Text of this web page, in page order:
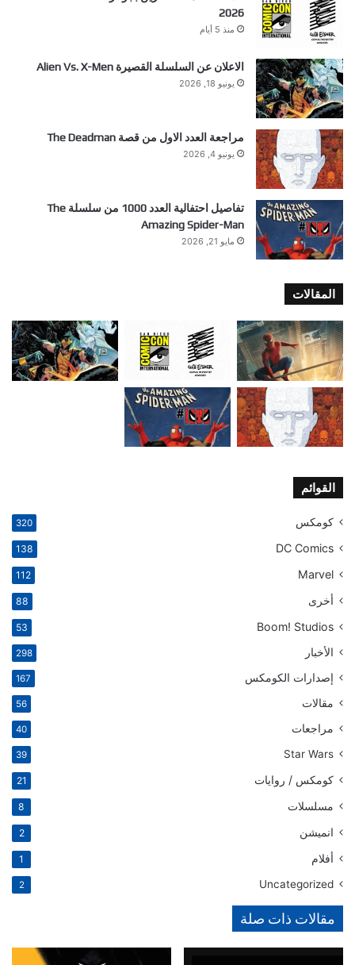
2026
منذ 5 أيام
الاعلان عن السلسلة القصيرة Alien Vs. X-Men
يونيو 18, 2026
مراجعة العدد الاول من قصة The Deadman
يونيو 4, 2026
تفاصيل احتفالية العدد 1000 من سلسلة The
Amazing Spider-Man
مايو 21, 2026
المقالات
القوائم
كومكس 320
DC Comics
138
Marvel
112
أخرى 88
Boom! Studios
53
الأخبار 298
إصدارات الكومكس 167
مقالات 56
مراجعات 40
Star Wars
39
كومكس / روايات 21
مسلسلات 8
انميشن 2
أفلام 1
Uncategorized
2
مقالات ذات صلة